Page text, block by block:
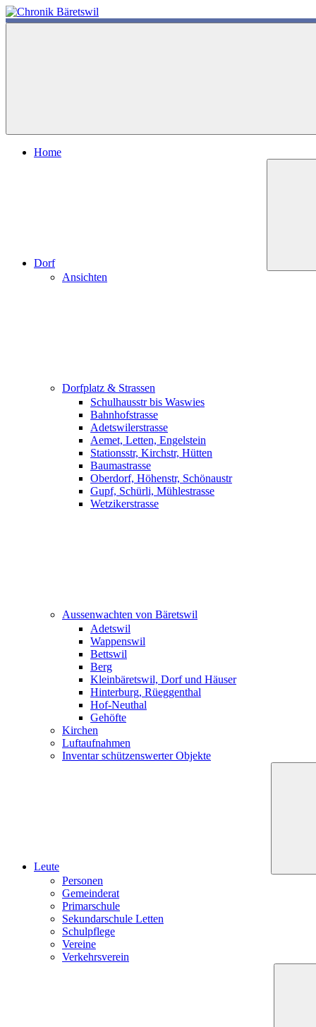
Zum
Inhalt
Home
Dorf
Ansichten
Dorfplatz & Strassen
Schulhausstr bis Waswies
Bahnhofstrasse
Adetswilerstrasse
Aemet, Letten, Engelstein
Stationsstr, Kirchstr, Hütten
Baumastrasse
Oberdorf, Höhenstr, Schönaustr
Gupf, Schürli, Mühlestrasse
Wetzikerstrasse
Aussenwachten von Bäretswil
Adetswil
Wappenswil
Bettswil
Berg
Kleinbäretswil, Dorf und Häuser
Hinterburg, Rüeggenthal
Hof-Neuthal
Gehöfte
Kirchen
Luftaufnahmen
Inventar schützenswerter Objekte
Leute
Personen
Gemeinderat
Primarschule
Sekundarschule Letten
Schulpflege
Vereine
Verkehrsverein